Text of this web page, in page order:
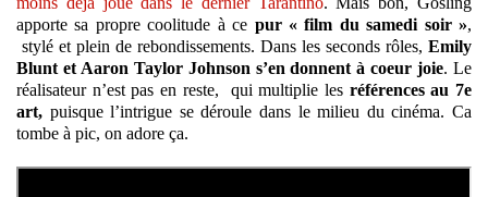
apporte sa propre coolitude à ce pur « film du samedi soir »,
stylé et plein de rebondissements. Dans les seconds rôles, Emily
Blunt et Aaron Taylor Johnson s’en donnent à coeur joie. Le
réalisateur n’est pas en reste, qui multiplie les références au 7e
art, puisque l’intrigue se déroule dans le milieu du cinéma. Ca
tombe à pic, on adore ça.